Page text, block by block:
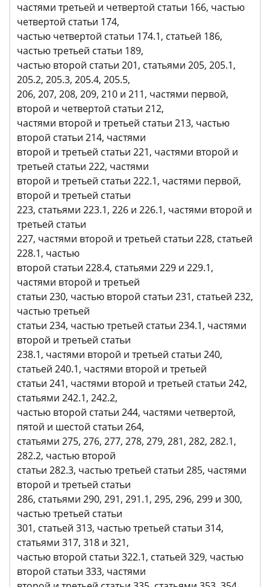
частями третьей и четвертой статьи 166, частью
четвертой статьи 174,
частью четвертой статьи 174.1, статьей 186,
частью третьей статьи 189,
частью второй статьи 201, статьями 205, 205.1,
205.2, 205.3, 205.4, 205.5,
206, 207, 208, 209, 210 и 211, частями первой,
второй и четвертой статьи 212,
частями второй и третьей статьи 213, частью
второй статьи 214, частями
второй и третьей статьи 221, частями второй и
третьей статьи 222, частями
второй и третьей статьи 222.1, частями первой,
второй и третьей статьи
223, статьями 223.1, 226 и 226.1, частями второй и
третьей статьи
227, частями второй и третьей статьи 228, статьей
228.1, частью
второй статьи 228.4, статьями 229 и 229.1,
частями второй и третьей
статьи 230, частью второй статьи 231, статьей 232,
частью третьей
статьи 234, частью третьей статьи 234.1, частями
второй и третьей статьи
238.1, частями второй и третьей статьи 240,
статьей 240.1, частями второй и третьей
статьи 241, частями второй и третьей статьи 242,
статьями 242.1, 242.2,
частью второй статьи 244, частями четвертой,
пятой и шестой статьи 264,
статьями 275, 276, 277, 278, 279, 281, 282, 282.1,
282.2, частью второй
статьи 282.3, частью третьей статьи 285, частями
второй и третьей статьи
286, статьями 290, 291, 291.1, 295, 296, 299 и 300,
частью третьей статьи
301, статьей 313, частью третьей статьи 314,
статьями 317, 318 и 321,
частью второй статьи 322.1, статьей 329, частью
второй статьи 333, частями